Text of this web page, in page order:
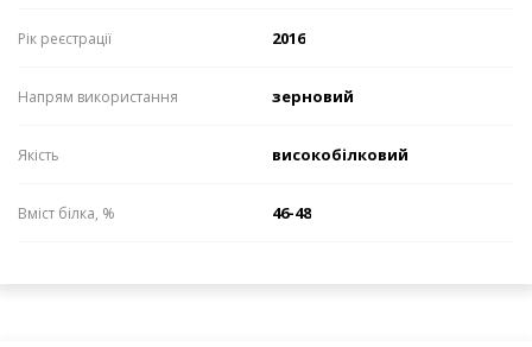
Рік реєстрації 2016
Напрям використання зерновий
Якість високобілковий
Вміст білка, % 46-48